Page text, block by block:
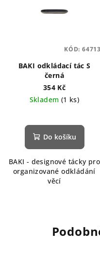
BAKI odkládací tác S
černá
354 Kč
Skladem (1 ks)
Do košíku
BAKI - designové tácky pro
organizované odkládání
věcí
KÓD: 64713